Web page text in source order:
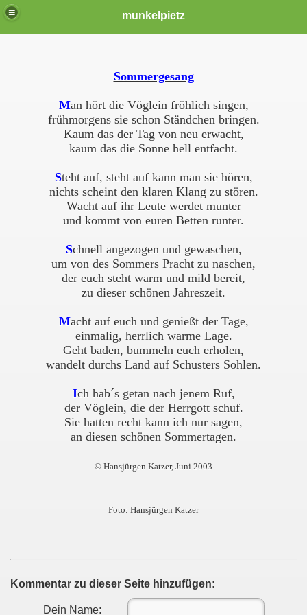
munkelpietz
Sommergesang
Man hört die Vöglein fröhlich singen,
frühmorgens sie schon Ständchen bringen.
Kaum das der Tag von neu erwacht,
kaum das die Sonne hell entfacht.
Steht auf, steht auf kann man sie hören,
nichts scheint den klaren Klang zu stören.
Wacht auf ihr Leute werdet munter
und kommt von euren Betten runter.
Schnell angezogen und gewaschen,
um von des Sommers Pracht zu naschen,
der euch steht warm und mild bereit,
zu dieser schönen Jahreszeit.
Macht auf euch und genießt der Tage,
einmalig, herrlich warme Lage.
Geht baden, bummeln euch erholen,
wandelt durchs Land auf Schusters Sohlen.
Ich hab´s getan nach jenem Ruf,
der Vöglein, die der Herrgott schuf.
Sie hatten recht kann ich nur sagen,
an diesen schönen Sommertagen.
© Hansjürgen Katzer, Juni 2003
Foto: Hansjürgen Katzer
Kommentar zu dieser Seite hinzufügen:
Dein Name: